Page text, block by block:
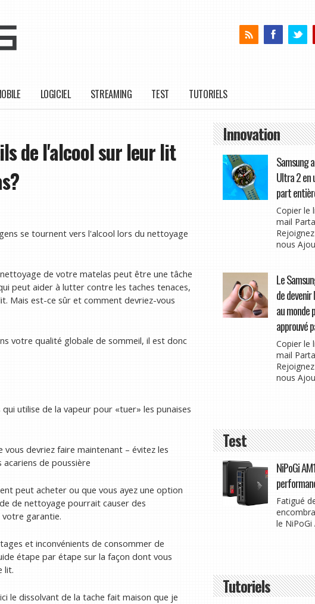
LOGICIEL STREAMING TEST TUTORIELS
de l'alcool sur leur lit
se tournent vers l'alcool lors du nettoyage
de votre matelas peut être une tâche
peut aider à lutter contre les taches tenaces,
Mais est-ce sûr et comment devriez-vous
votre qualité globale de sommeil, il est donc
utilise de la vapeur pour «tuer» les punaises
devriez faire maintenant – évitez les
acariens de poussière
peut acheter ou que vous ayez une option
de nettoyage pourrait causer des
garantie.
et inconvénients de consommer de
étape par étape sur la façon dont vous
lit.
le dissolvant de la tache fait maison que je
Innovation
Samsung
Ultra 2 en
part
Copier le
mail
nous
Le
de
au monde
approuvé
Copier le
mail
nous
Test
NiPoGi
Fatigué
le NiPoGi
Tutoriels